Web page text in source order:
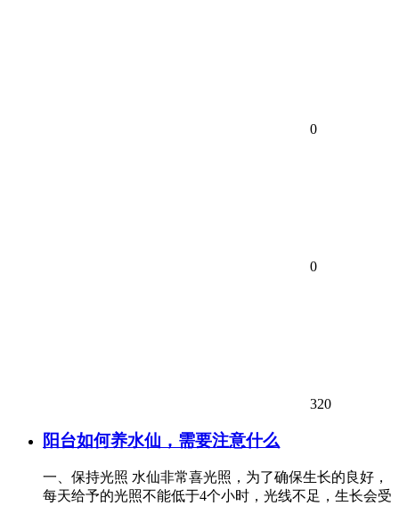
0
0
320
阳台如何养水仙，需要注意什么
一、保持光照 水仙非常喜光照，为了确保生长的良好，
每天给予的光照不能低于4个小时，光线不足，生长会受